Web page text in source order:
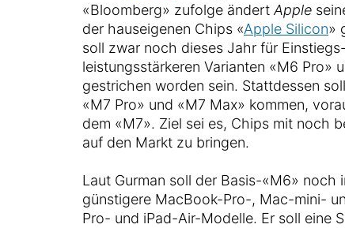
«Bloomberg» zufolge ändert Apple
der hauseigenen Chips «Apple Silicon»
soll zwar noch dieses Jahr für
leistungsstärkeren Varianten «M6 Pro»
gestrichen worden sein. Stattdessen
«M7 Pro» und «M7 Max» kommen,
dem «M7». Ziel sei es, Chips mit noch
auf den Markt zu bringen.
Laut Gurman soll der Basis-«M6» noch
günstigere MacBook-Pro-, Mac-mini-
Pro- und iPad-Air-Modelle. Er soll eine